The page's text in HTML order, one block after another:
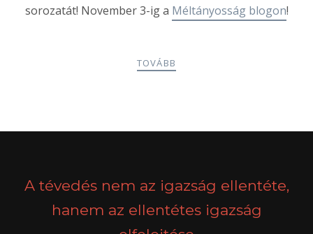
sorozatát! November 3-ig a Méltányosság blogon!
TOVÁBB
A tévedés nem az igazság ellentéte,
hanem az ellentétes igazság